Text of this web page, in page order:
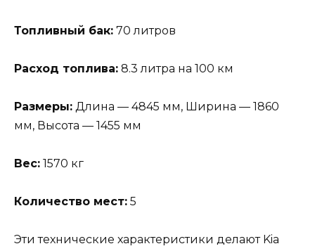
Топливный бак: 70 литров
Расход топлива: 8.3 литра на 100 км
Размеры: Длина — 4845 мм, Ширина — 1860
мм, Высота — 1455 мм
Вес: 1570 кг
Количество мест: 5
Эти технические характеристики делают Kia